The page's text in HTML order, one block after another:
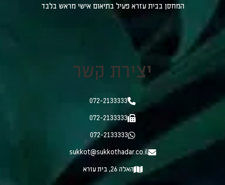
המחסן בבית עזרא פעיל בתיאום אישי מראש בלבד
יצירת קשר
072-2133333
072-2133333
072-2133333
sukkot@sukkothadar.co.il
האלה 26, בית עזרא